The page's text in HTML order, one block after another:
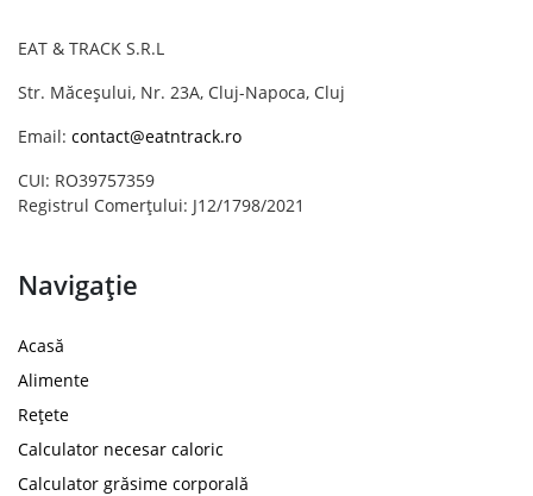
EAT & TRACK S.R.L
Str. Măceșului, Nr. 23A, Cluj-Napoca, Cluj
Email: contact@eatntrack.ro
CUI: RO39757359
Registrul Comerțului: J12/1798/2021
Navigație
Acasă
Alimente
Rețete
Calculator necesar caloric
Calculator grăsime corporală